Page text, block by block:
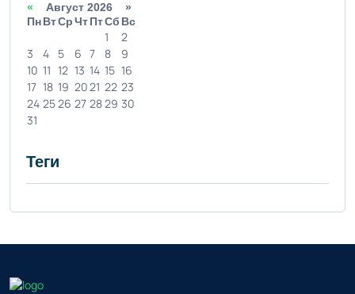
« Август 2026 »
ПнВтСрЧтПтСб Вс
1
2
3
4 5 6 7 8
9
10 11 12 13 14 15 16
17 18 19 2021 22 23
24 2526 27 2829 30
31
Теги